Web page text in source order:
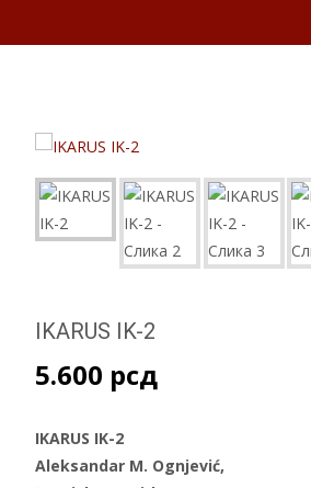
IKARUS IK-2
5.600 рсд
IKARUS IK-2
Aleksandar M. Ognjević,